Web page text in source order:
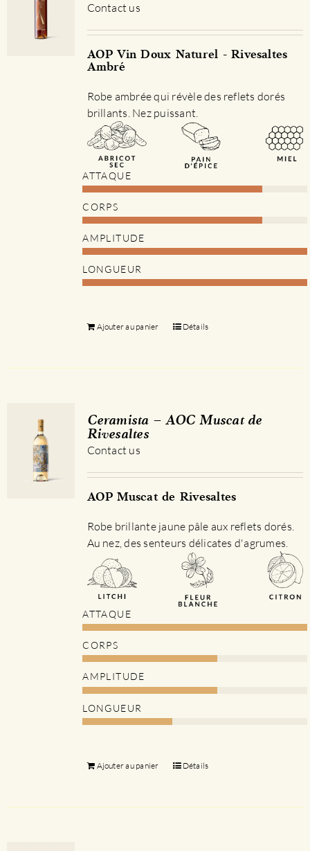
Contact us
AOP Vin Doux Naturel - Rivesaltes
Ambré
Robe ambrée qui révèle des reflets dorés
brillants. Nez puissant.
ATTAQUE
CORPS
AMPLITUDE
LONGUEUR
Ajouter au panier Détails
Ceramista – AOC Muscat de
Rivesaltes
Contact us
AOP Muscat de Rivesaltes
Robe brillante jaune pâle aux reflets dorés.
Au nez, des senteurs délicates d'agrumes.
ATTAQUE
CORPS
AMPLITUDE
LONGUEUR
Ajouter au panier Détails